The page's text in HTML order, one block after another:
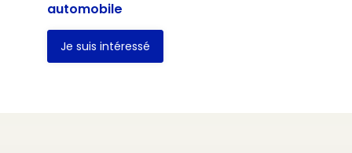
automobile
Je suis intéressé